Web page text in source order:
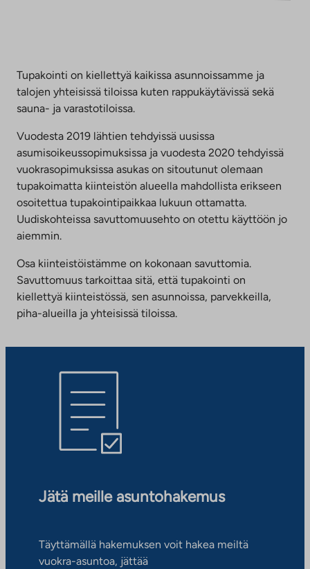
Tupakointi on kiellettyä kaikissa asunnoissamme ja
talojen yhteisissä tiloissa kuten rappukäytävissä sekä
sauna- ja varastotiloissa.
Vuodesta 2019 lähtien tehdyissä uusissa
asumisoikeussopimuksissa ja vuodesta 2020 tehdyissä
vuokrasopimuksissa asukas on sitoutunut olemaan
tupakoimatta kiinteistön alueella mahdollista erikseen
osoitettua tupakointipaikkaa lukuun ottamatta.
Uudiskohteissa savuttomuusehto on otettu käyttöön jo
aiemmin.
Osa kiinteistöistämme on kokonaan savuttomia.
Savuttomuus tarkoittaa sitä, että tupakointi on
kiellettyä kiinteistössä, sen asunnoissa, parvekkeilla,
piha-alueilla ja yhteisissä tiloissa.
Jätä meille asuntohakemus
Täyttämällä hakemuksen voit hakea meiltä
vuokra-asuntoa, jättää